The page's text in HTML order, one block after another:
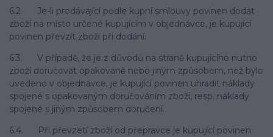
6.2. Je-li prodávající podle kupní smlouvy povinen dodat
zboží na místo určené kupujícím v objednávce, je kupující
povinen převzít zboží při dodání.
6.3. V případě, že je z důvodů na straně kupujícího nutno
zboží doručovat opakovaně nebo jiným způsobem, než bylo
uvedeno v objednávce, je kupující povinen uhradit náklady
spojené s opakovaným doručováním zboží, resp. náklady
spojené s jiným způsobem doručení.
6.4. Při převzetí zboží od přepravce je kupující povinen